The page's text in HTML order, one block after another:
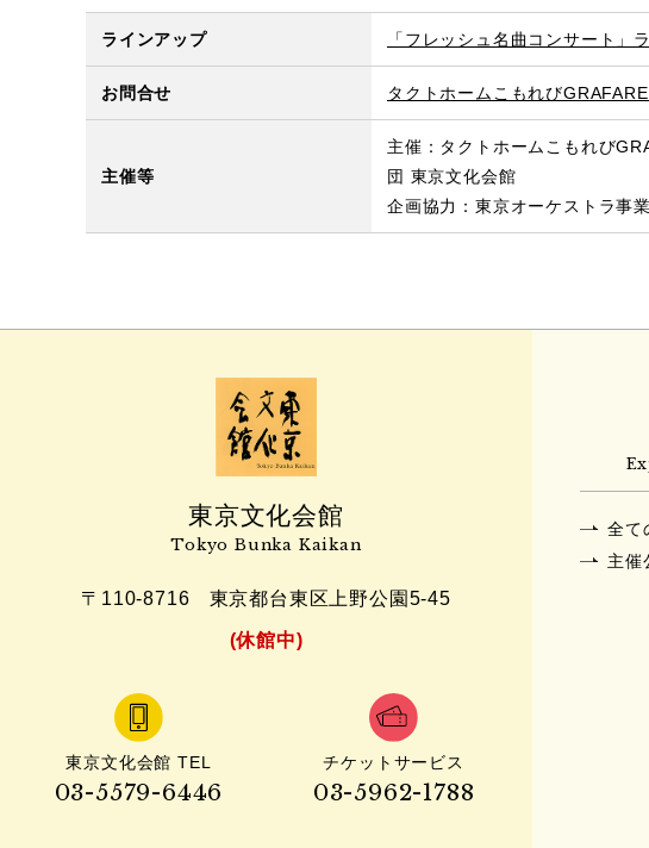
ラインアップ 「フレッシュ名曲コンサート」
お問合せ タクトホームこもれび
主催等
主催：タクトホームこもれび
団 東京文化会館
企画協力：東京オーケストラ事
東京文化会館
Tokyo Bunka Kaikan
〒110-8716 東京都台東区上野公園5-45
(休館中)
東京文化会館 TEL
03-5579-6446
チケットサービス
03-5962-1788
全て
主催